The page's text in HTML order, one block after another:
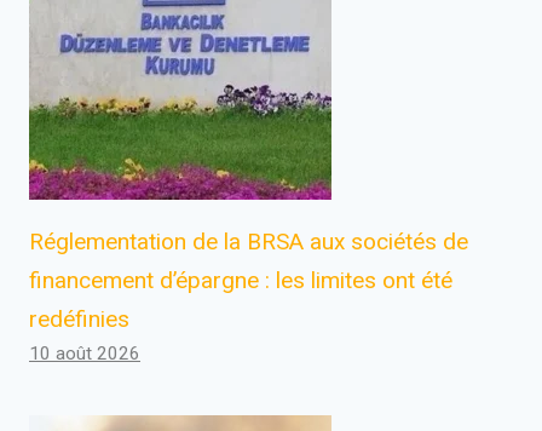
Réglementation de la BRSA aux sociétés de
financement d’épargne : les limites ont été
redéfinies
10 août 2026